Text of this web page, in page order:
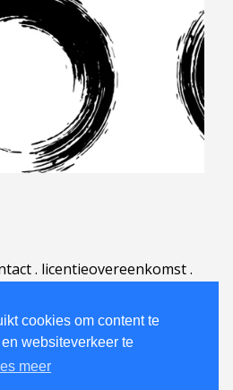
cookies om content te
websiteverkeer te
meer
. licentieovereenkomst.
Español | Português
|
Rgbstock